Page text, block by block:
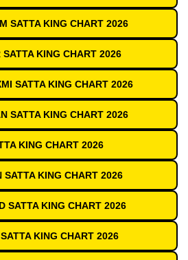
SATTA KING CHART 2026
SATTA KING CHART 2026
SATTA KING CHART 2026
SATTA KING CHART 2026
KING CHART 2026
SATTA KING CHART 2026
SATTA KING CHART 2026
KING CHART 2026